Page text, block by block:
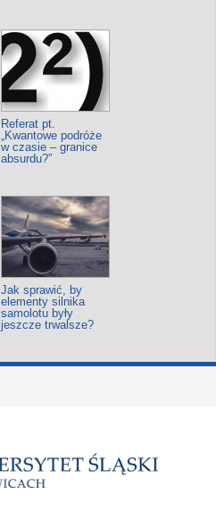
Referat pt.
„Kwantowe podróże
w czasie – granice
absurdu?”
Jak sprawić, by
elementy silnika
samolotu były
jeszcze trwalsze?